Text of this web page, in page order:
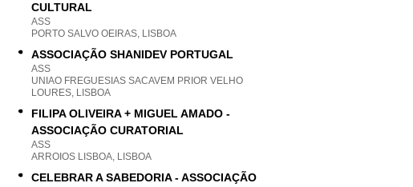
CULTURAL
ASS
PORTO SALVO OEIRAS, LISBOA
ASSOCIAÇÃO SHANIDEV PORTUGAL
ASS
UNIAO FREGUESIAS SACAVEM PRIOR VELHO
LOURES, LISBOA
FILIPA OLIVEIRA + MIGUEL AMADO -
ASSOCIAÇÃO CURATORIAL
ASS
ARROIOS LISBOA, LISBOA
CELEBRAR A SABEDORIA - ASSOCIAÇÃO